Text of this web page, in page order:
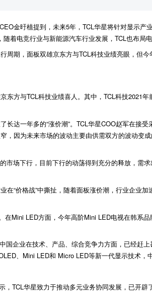
金旴植提到，未来5年，TCL华星将针对显示
着电竞行业与新能源汽车行业发展，TCL也布局
周期，面板双雄京东方与TCL科技业绩亮眼，但
方与TCL科技业绩喜人。其中，TCL科技2021
达一年多的“涨价潮”。TCL华星COO赵军在接
，因为未来市场的波动主要由供需双方的波动变
市场下行，目前下行的动荡得到充分的释放，需
“价格战”中撕扯，随着面板涨价潮，行业企业
Mini LED方面，今年高阶Mini LED电视在韩系
国企业在技术、产品、综合竞争力方面，已经赶
、Mini LED和 Micro LED等新一代显示技术，
TCL华星致力于推动多元业务协同发展，已开